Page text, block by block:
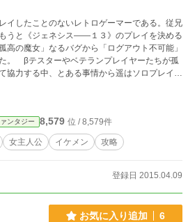
イしたことのないレトロゲーマーである。従兄
うと《ジェネシス――１３》のプレイを決める
高の魔女」なるバグから「ログアウト不可能」
。 βテスターやベテランプレイヤーたちが孤
協力する中、とある事情から遥はソロプレイを
感動しつつ何とかソロで攻略を進めるが、同じ
ーたちが段々と集まっていき……。 ※「乙女
女主人公のＭＭＯ小説』があったっていいじゃ
かなか甘い展開にはなりませんし、結局のとこ
話になります。 ※毎週月曜までには更新でき
ると、ありがたいです。
ンタジー 8,579 位 / 8,579件
女主人公 イケメン 攻略
登録日 2015.04.09
お気に入り追加 6